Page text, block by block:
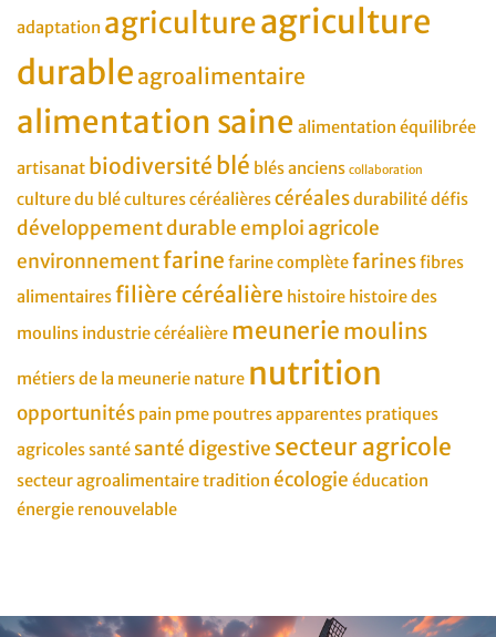
adaptation agricultureagriculture
durable agroalimentaire
alimentation saine alimentation équilibrée
artisanat biodiversité blé blés anciens collaboration
culture du blécultures céréalièrescéréalesdurabilitédéfis
développement durableemploi agricole
environnementfarine farine complètefarinesfibres
alimentairesfilière céréalière histoire histoire des
moulins industrie céréalière meunerie moulins
métiers de la meunerie nature nutrition
opportunités pain pme poutres apparentes pratiques
agricolessanté santé digestive secteur agricole
secteur agroalimentairetradition écologie éducation
énergie renouvelable